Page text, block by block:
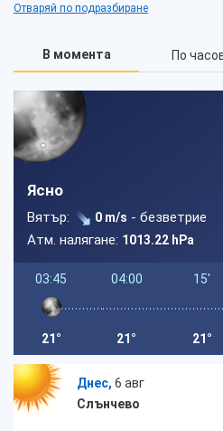
Отваряй по подразбиране
В момента По
Ясно
Вятър: 0 m/s - безветрие
Атм. налягане: 1013.22 hPa
03:45
21°
04:00
21°
15'
21°
Днес, 6 авг
Слънчево